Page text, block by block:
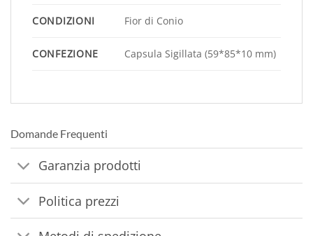
CONDIZIONI Fior di Conio
CONFEZIONE Capsula Sigillata (59*85*10 mm)
Domande Frequenti
Garanzia prodotti
Politica prezzi